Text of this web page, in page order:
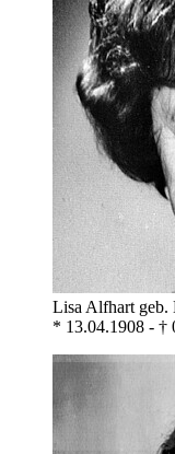
Lisa Alfhart geb.
* 13.04.1908 - †